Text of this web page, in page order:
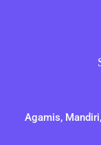
Agamis,